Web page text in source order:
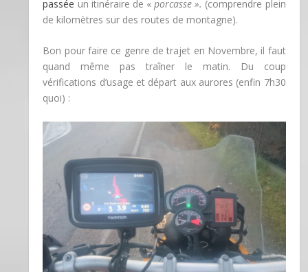
passée un itinéraire de «porcasse ». (comprendre plein
de kilomètres sur des routes de montagne).
Bon pour faire ce genre de trajet en Novembre, il faut
quand même pas traîner le matin. Du coup
vérifications d’usage et départ aux aurores (enfin 7h30
quoi) :